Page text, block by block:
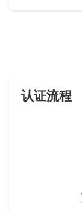
认证流程